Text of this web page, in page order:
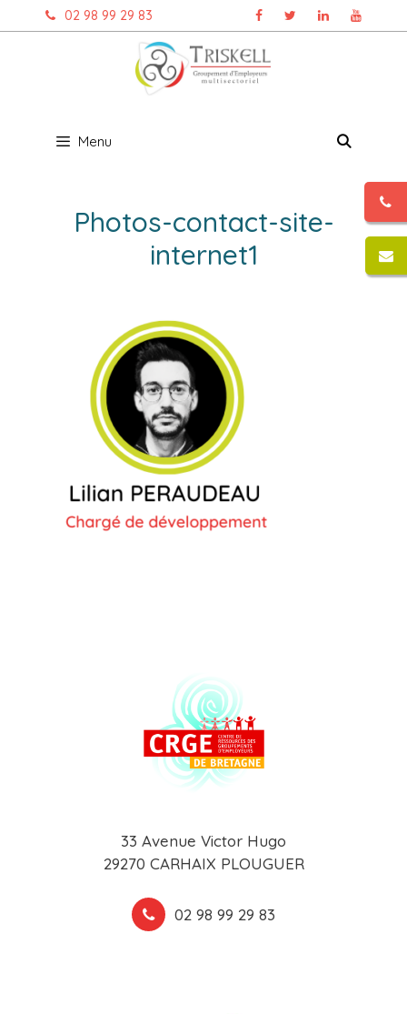
au
02 98 99 29 83
Menu
Photos-contact-site-
internet1
33 Avenue Victor Hugo
29270 CARHAIX PLOUGUER
02 98 99 29 83